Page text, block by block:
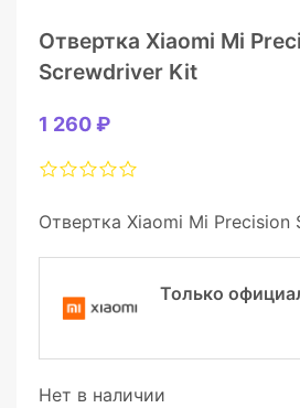
Отвертка Xiaomi Mi
Screwdriver Kit
1 260 ₽
Отвертка Xiaomi Mi Precision
Только
Нет в наличии